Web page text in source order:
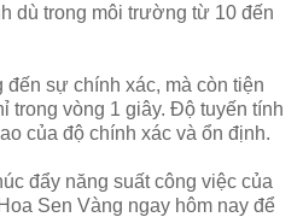
dù trong môi trường từ 10 đến
đến sự chính xác, mà còn tiện
trong vòng 1 giây. Độ tuyến tính
của độ chính xác và ổn định.
đẩy năng suất công việc của
Sen Vàng ngay hôm nay để